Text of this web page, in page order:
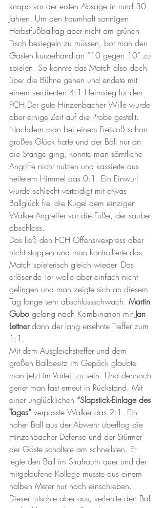
knapp vor der ersten Absage in rund 30
Jahren. Um den traumhaft sonnigen
Herbstfußballtag aber nicht am grünen
Tisch besiegeln zu müssen, bot man den
Gästen kurzerhand an “10 gegen 10” zu
spielen. So konnte das Match also doch
über die Bühne gehen und endete mit
einem verdienten 4:1 Heimsieg für den
FCH.Der gute Hinzenbacher Wille wurde
aber einige Zeit auf die Probe gestellt.
Nachdem man bei einem Freistoß schon
großes Glück hatte und der Ball nur an
die Stange ging, konnte man sämtliche
Angriffe nicht nutzen und kassierte aus
heiterem Himmel das 0:1. Ein Einwurf
wurde schlecht verteidigt mit etwas
Ballglück fiel die Kugel dem einzigen
Walker-Angreifer vor die Füße, der sauber
abschloss.
Das ließ den FCH Offensivexpress aber
nicht stoppen und man kontrollierte das
Match spielerisch gleich wieder. Das
erlösende Tor wolle aber einfach nicht
gelingen und man zeigte sich an diesem
Tag lange sehr abschlussschwach. Martin
Gubo gelang nach Kombination mit Jan
Lettner dann der lang ersehnte Treffer zum
1:1.
Mit dem Ausgleichstreffer und dem
großen Ballbesitz im Gepäck glaubte
man jetzt im Vorteil zu sein. Und dennoch
geriet man fast erneut in Rückstand. Mit
einer unglücklichen “Slapstick-Einlage des
Tages” verpasste Walker das 2:1. Ein
hoher Ball aus der Abwehr überflog die
Hinzenbacher Defense und der Stürmer
der Gäste schaltete am schnellsten. Er
legte den Ball im Strafraum quer und der
mitgelaufene Kollege musste aus einem
halben Meter nur noch einschieben.
Dieser rutschte aber aus, verfehlte den Ball